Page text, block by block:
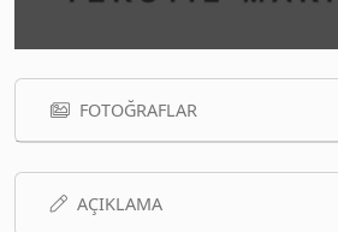
FOTOĞRAFLAR
AÇIKLAMA